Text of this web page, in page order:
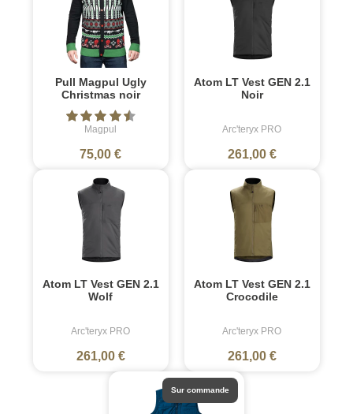
Pull Magpul Ugly
Christmas noir
Magpul
75,00 €
Atom LT Vest GEN 2.1
Noir
Arc'teryx PRO
261,00 €
Atom LT Vest GEN 2.1
Wolf
Arc'teryx PRO
261,00 €
Atom LT Vest GEN 2.1
Crocodile
Arc'teryx PRO
261,00 €
Sur commande